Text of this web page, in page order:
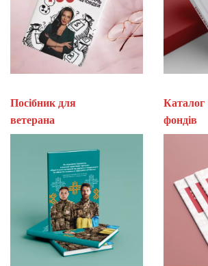
Посібник для
Каталог